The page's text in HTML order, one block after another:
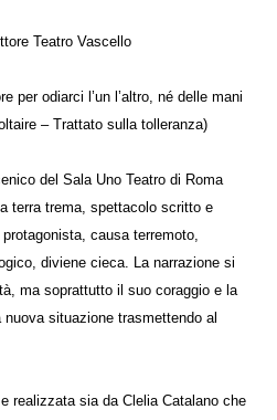
Teatro Vascello
per odiarci l’un l’altro, né delle mani
– Trattato sulla tolleranza)
del Sala Uno Teatro di Roma
terra trema, spettacolo scritto e
causa terremoto,
diviene cieca. La narrazione si
ma soprattutto il suo coraggio e la
situazione trasmettendo al
realizzata sia da Clelia Catalano che